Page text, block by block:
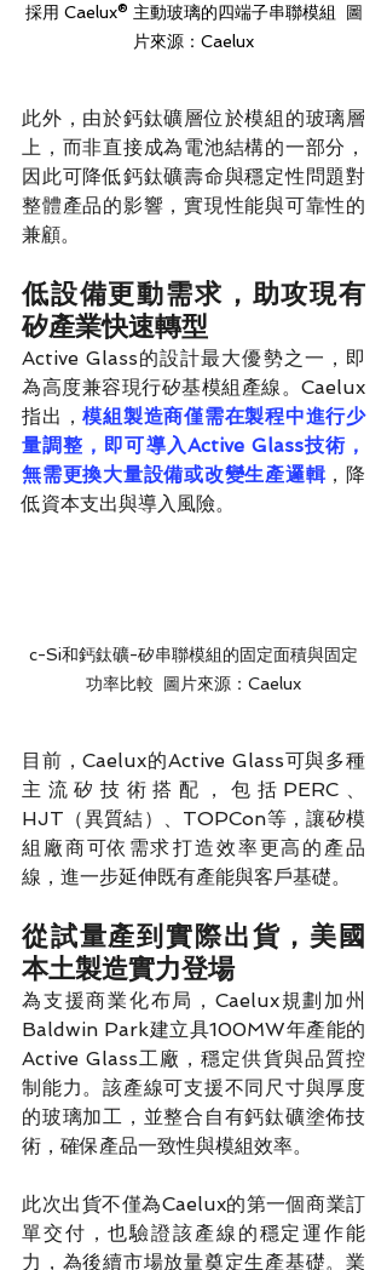
採用 Caelux® 主動玻璃的四端子串聯模組  圖
片來源：Caelux
此外，由於鈣鈦礦層位於模組的玻璃層
上，而非直接成為電池結構的一部分，
因此可降低鈣鈦礦壽命與穩定性問題對
整體產品的影響，實現性能與可靠性的
兼顧。
低設備更動需求，助攻現有
矽產業快速轉型
Active Glass的設計最大優勢之一，即
為高度兼容現行矽基模組產線。Caelux
指出，模組製造商僅需在製程中進行少
量調整，即可導入Active Glass技術，
無需更換大量設備或改變生產邏輯，降
低資本支出與導入風險。
c-Si和鈣鈦礦-矽串聯模組的固定面積與固定
功率比較  圖片來源：Caelux
目前，Caelux的Active Glass可與多種
主流矽技術搭配，包括PERC、
HJT（異質結）、TOPCon等，讓矽模
組廠商可依需求打造效率更高的產品
線，進一步延伸既有產能與客戶基礎。
從試量產到實際出貨，美國
本土製造實力登場
為支援商業化布局，Caelux規劃加州
Baldwin Park建立具100MW年產能的
Active Glass工廠，穩定供貨與品質控
制能力。該產線可支援不同尺寸與厚度
的玻璃加工，並整合自有鈣鈦礦塗佈技
術，確保產品一致性與模組效率。
此次出貨不僅為Caelux的第一個商業訂
單交付，也驗證該產線的穩定運作能
力，為後續市場放量奠定生產基礎。業